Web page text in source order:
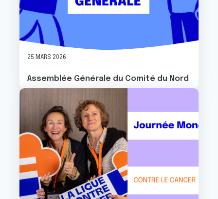
25 MARS 2026
Assemblée Générale du Comité du Nord
Image